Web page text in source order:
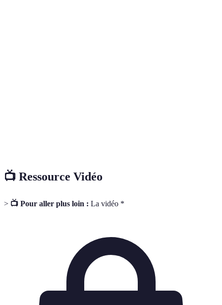
📺 Ressource Vidéo
> 📺 Pour aller plus loin : La vidéo *